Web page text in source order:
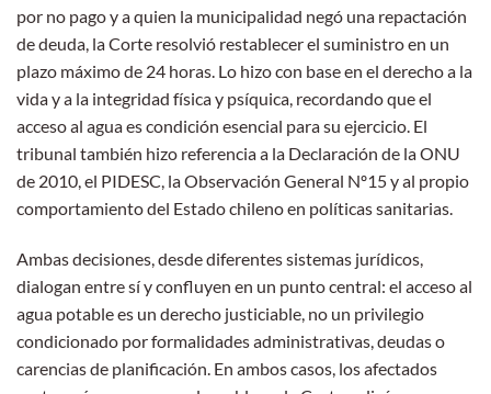
por no pago y a quien la municipalidad negó una repactación
de deuda, la Corte resolvió restablecer el suministro en un
plazo máximo de 24 horas. Lo hizo con base en el derecho a la
vida y a la integridad física y psíquica, recordando que el
acceso al agua es condición esencial para su ejercicio. El
tribunal también hizo referencia a la Declaración de la ONU
de 2010, el PIDESC, la Observación General Nº15 y al propio
comportamiento del Estado chileno en políticas sanitarias.
Ambas decisiones, desde diferentes sistemas jurídicos,
dialogan entre sí y confluyen en un punto central: el acceso al
agua potable es un derecho justiciable, no un privilegio
condicionado por formalidades administrativas, deudas o
carencias de planificación. En ambos casos, los afectados